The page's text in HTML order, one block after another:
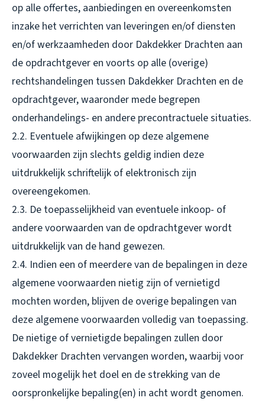
op alle offertes, aanbiedingen en overeenkomsten
inzake het verrichten van leveringen en/of diensten
en/of werkzaamheden door Dakdekker Drachten aan
de opdrachtgever en voorts op alle (overige)
rechtshandelingen tussen Dakdekker Drachten en de
opdrachtgever, waaronder mede begrepen
onderhandelings- en andere precontractuele situaties.
2.2. Eventuele afwijkingen op deze algemene
voorwaarden zijn slechts geldig indien deze
uitdrukkelijk schriftelijk of elektronisch zijn
overeengekomen.
2.3. De toepasselijkheid van eventuele inkoop- of
andere voorwaarden van de opdrachtgever wordt
uitdrukkelijk van de hand gewezen.
2.4. Indien een of meerdere van de bepalingen in deze
algemene voorwaarden nietig zijn of vernietigd
mochten worden, blijven de overige bepalingen van
deze algemene voorwaarden volledig van toepassing.
De nietige of vernietigde bepalingen zullen door
Dakdekker Drachten vervangen worden, waarbij voor
zoveel mogelijk het doel en de strekking van de
oorspronkelijke bepaling(en) in acht wordt genomen.